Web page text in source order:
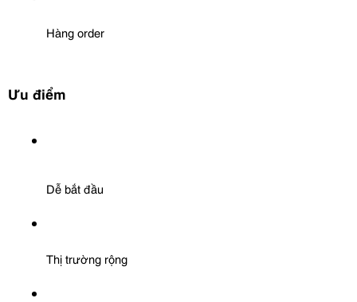
Hàng order
Ưu điểm
Dễ bắt đầu
Thị trường rộng